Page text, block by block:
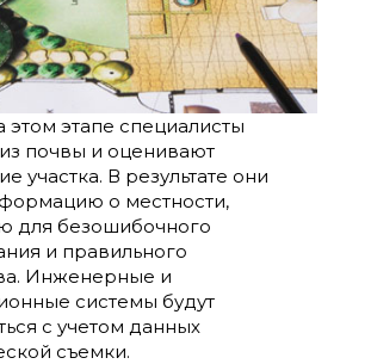
этом этапе специалисты
почвы и оценивают
участка. В результате они
о местности,
для безошибочного
и правильного
Инженерные и
системы будут
с учетом данных
съемки.